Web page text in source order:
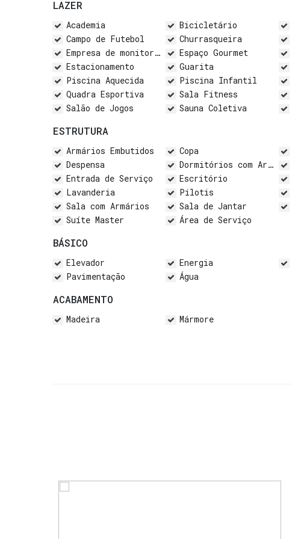
LAZER
Academia Bicicletário
Campo de Futebol
Churrasqueira
Empresa de monitoramento
Espaço Gourmet
Estacionamento
Guarita
Piscina Aquecida
Piscina Infantil
Quadra Esportiva
Sala Fitness
Salão de Jogos
Sauna Coletiva
ESTRUTURA
Armários Embutidos Copa
Despensa
Dormitórios com Armários
Entrada de Serviço
Escritório
Lavanderia
Pilotis
Sala com Armários
Sala de Jantar
Suíte Master
Área de Serviço
BÁSICO
Elevador Energia
Pavimentação
Água
ACABAMENTO
Madeira Mármore